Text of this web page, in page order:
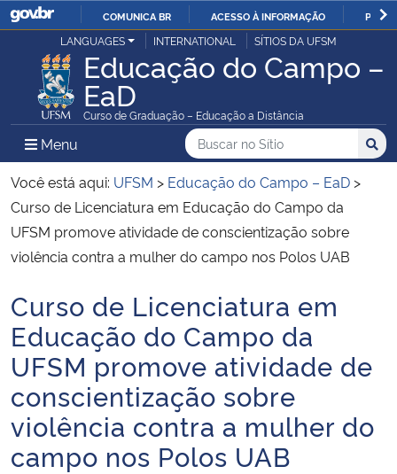
IR
PARA
CONTEÚDO
COMUNICA BR ACESSO À INFORMAÇÃO
Ministério da Justiça e Segurança Pública
Ministério da Defesa
Ministério das Relações Exteriores
Ministério da Economia
Ministério da Agricultura, Pecuária e Abastecimento
Ministério da Educação
Ministério da Cidadania
Ministério da Saúde
LANGUAGES INTERNATIONAL SÍTIOS DA UFSM
Educação do Campo –
EaD
Curso de Graduação – Educação a Distância
Menu Menu Principal do Sítio
Busca
Buscar no no Sítio
Busca:
Você está aqui: UFSM > Educação do Campo – EaD >
Curso de Licenciatura em Educação do Campo da
UFSM promove atividade de conscientização sobre
violência contra a mulher do campo nos Polos UAB
Início do conteúdo
Curso de Licenciatura em
Educação do Campo da
UFSM promove atividade de
conscientização sobre
violência contra a mulher do
campo nos Polos UAB